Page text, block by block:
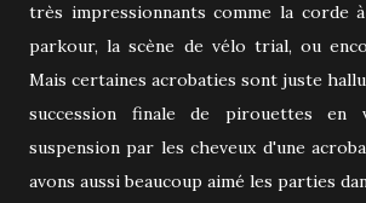
très impressionnants comme la corde
parkour, la scène de vélo trial, ou
Mais certaines acrobaties sont juste
succession finale de pirouettes en
suspension par les cheveux d'une
avons aussi beaucoup aimé les parties